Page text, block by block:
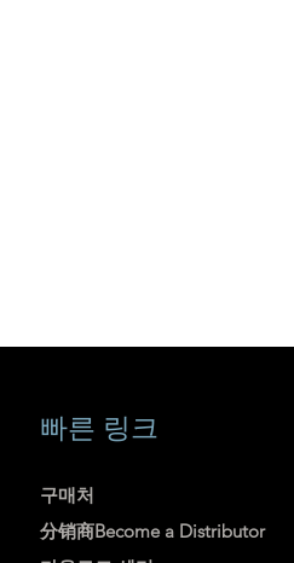
빠른 링크
구매처
分销商Become a Distributor